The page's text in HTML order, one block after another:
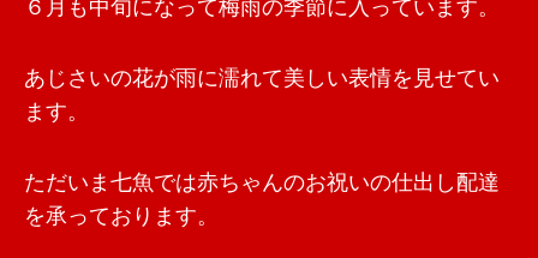
６月も中旬になって梅雨の季節に入っています。
あじさいの花が雨に濡れて美しい表情を見せてい
ます。
ただいま七魚では赤ちゃんのお祝いの仕出し配達
を承っております。